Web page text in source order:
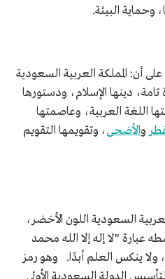
وحماية البيئة.
أن: المملكة العربية السعودية
دينها الإسلام، ودستورها
اللغة العربية، وعاصمتها
والأضحى، وتقويمها التقويم
السعودية اللون الأخضر،
عبارة "لا إله إلا الله محمد
ينكس العلم أبدًا. وهو رمز